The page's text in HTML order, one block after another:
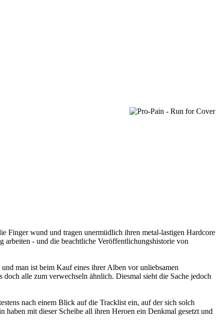
Finger wund und tragen unermüdlich ihren metal-lastigen Hardcore
- und die beachtliche Veröffentlichungshistorie von
man ist beim Kauf eines ihrer Alben vor unliebsamen
alle zum verwechseln ähnlich. Diesmal sieht die Sache jedoch
nach einem Blick auf die Tracklist ein, auf der sich solch
mit dieser Scheibe all ihren Heroen ein Denkmal gesetzt und